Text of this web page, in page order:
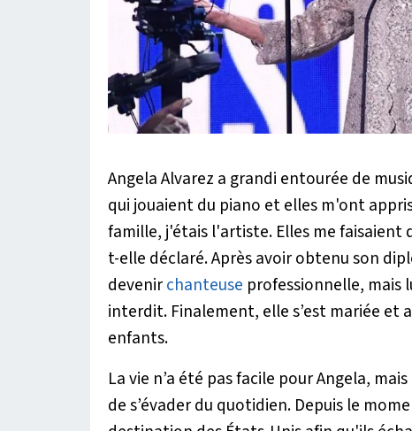
Angela Alvarez a grandi entourée de
qui jouaient du piano et elles m'ont
famille, j'étais l'artiste. Elles me faisaient
t-elle déclaré. Après avoir obtenu son
devenirchanteuse professionnelle, mais
interdit. Finalement, elle s’est mariée et
enfants.
La vie n’a été pas facile pour Angela,
de s’évader du quotidien. Depuis le